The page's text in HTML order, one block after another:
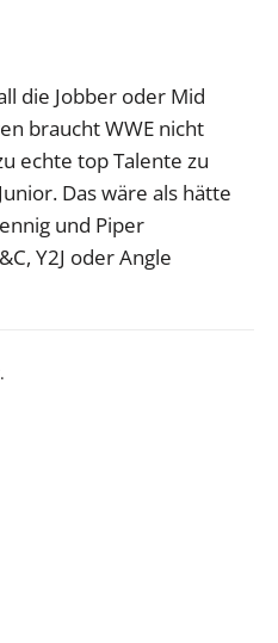
die Jobber oder Mid
braucht WWE nicht
echte top Talente zu
Das wäre als hätte
und Piper
Y2J oder Angle